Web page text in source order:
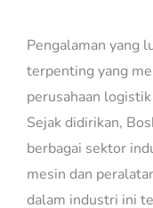
Pengalaman yang
terpenting yang
perusahaan
Sejak didirikan,
berbagai sektor
mesin dan
dalam industri ini